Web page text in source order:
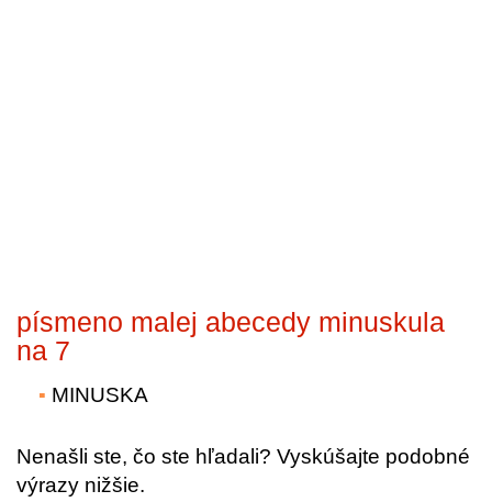
písmeno malej abecedy minuskula
na 7
MINUSKA
Nenašli ste, čo ste hľadali? Vyskúšajte podobné
výrazy nižšie.